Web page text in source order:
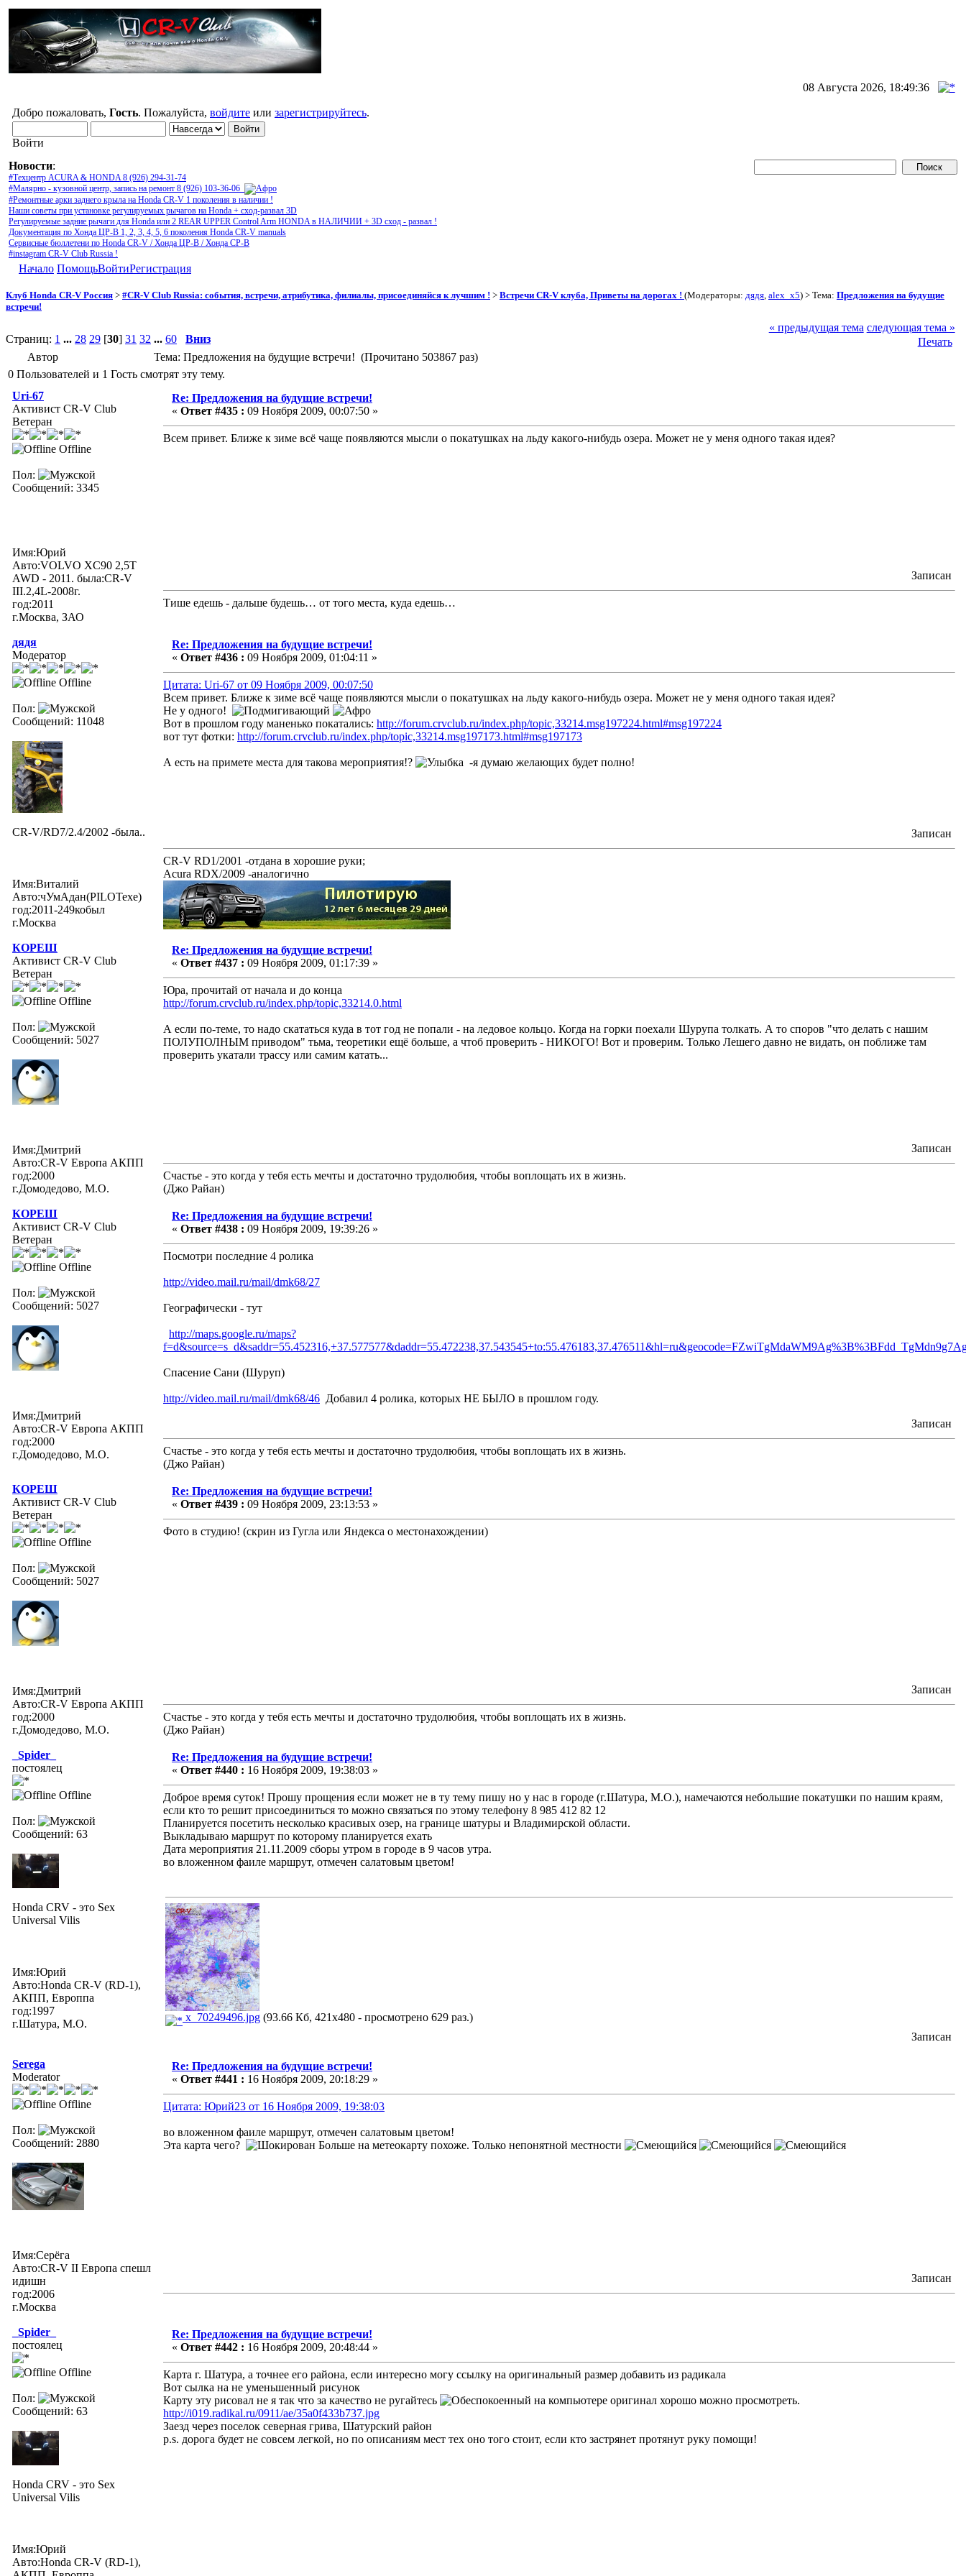
08 Августа 2026, 18:49:36
Добро пожаловать, Гость. Пожалуйста, войдите или зарегистрируйтесь.
Войти
Новости:
#Техцентр ACURA & HONDA 8 (926) 294-31-74
#Малярно - кузовной центр, запись на ремонт 8 (926) 103-36-06
#Ремонтные арки заднего крыла на Honda CR-V 1 поколения в наличии !
Наши советы при установке регулируемых рычагов на Honda + сход-развал 3D
Регулируемые задние рычаги для Honda или 2 REAR UPPER Control Arm HONDA в НАЛИЧИИ + 3D сход - развал !
Документация по Хонда ЦР-В 1, 2, 3, 4, 5, 6 поколения Honda CR-V manuals
Сервисные бюллетени по Honda CR-V / Хонда ЦР-В / Хонда СР-В
#instagram CR-V Club Russia !
Начало ПомощьВойтиРегистрация
Клуб Honda CR-V Россия > #CR-V Club Russia: события, встречи, атрибутика, филиалы, присоединяйся к лучшим ! > Встречи CR-V клуба, Приветы на дорогах ! (Модераторы: дядя alex_x5) > Тема: Предложения на будущие
встречи!
Страниц: 1 ... 28 29 [30] 31 32 ... 60 Вниз
« предыдущая тема следующая тема »
Печать
Автор
Тема: Предложения на будущие встречи! (Прочитано 503867 раз)
0 Пользователей и 1 Гость смотрят эту тему.
Uri-67
Активист CR-V Club
Ветеран
Offline
Пол:
Сообщений: 3345
Имя:Юрий
Авто:VOLVO XC90 2,5Т
AWD - 2011. была:CR-V
III.2,4L-2008г.
год:2011
г.Москва, ЗАО
Re: Предложения на будущие встречи!
« Ответ #435 : 09 Ноября 2009, 00:07:50 »
Всем привет. Ближе к зиме всё чаще появляются мысли о покатушках на льду какого-нибудь озера. Может не у меня одного такая идея?
Записан
Тише едешь - дальше будешь… от того места, куда едешь…
дядя
Модератор
Offline
Пол:
Сообщений: 11048
CR-V/RD7/2.4/2002 -была..
Имя:Виталий
Авто:чУмАдан(PILOTexe)
год:2011-249кобыл
г.Москва
Re: Предложения на будущие встречи!
« Ответ #436 : 09 Ноября 2009, 01:04:11 »
Цитата: Uri-67 от 09 Ноября 2009, 00:07:50
Всем привет. Ближе к зиме всё чаще появляются мысли о покатушках на льду какого-нибудь озера. Может не у меня одного такая идея?
Не у одного!
Вот в прошлом году маненько покатались: http://forum.crvclub.ru/index.php/topic,33214.msg197224.html#msg197224
вот тут фотки: http://forum.crvclub.ru/index.php/topic,33214.msg197173.html#msg197173
А есть на примете места для такова мероприятия!? -я думаю желающих будет полно!
Записан
CR-V RD1/2001 -отдана в хорошие руки;
Acura RDX/2009 -аналогично
КОРЕШ
Активист CR-V Club
Ветеран
Offline
Пол:
Сообщений: 5027
Имя:Дмитрий
Авто:CR-V Европа АКПП
год:2000
г.Домодедово, М.О.
Re: Предложения на будущие встречи!
« Ответ #437 : 09 Ноября 2009, 01:17:39 »
Юра, прочитай от начала и до конца
http://forum.crvclub.ru/index.php/topic,33214.0.html
А если по-теме, то надо скататься куда в тот год не попали - на ледовое кольцо. Когда на горки поехали Шурупа толкать. А то споров "что делать с нашим
ПОЛУПОЛНЫМ приводом" тьма, теоретики ещё больше, а чтоб проверить - НИКОГО! Вот и проверим. Только Лешего давно не видать, он поближе там
проверить укатали трассу или самим катать...
Записан
Счастье - это когда у тебя есть мечты и достаточно трудолюбия, чтобы воплощать их в жизнь.
(Джо Райан)
КОРЕШ
Активист CR-V Club
Ветеран
Offline
Пол:
Сообщений: 5027
Имя:Дмитрий
Авто:CR-V Европа АКПП
год:2000
г.Домодедово, М.О.
Re: Предложения на будущие встречи!
« Ответ #438 : 09 Ноября 2009, 19:39:26 »
Посмотри последние 4 ролика
http://video.mail.ru/mail/dmk68/27
Географически - тут
http://maps.google.ru/maps?
Спасение Сани (Шуруп)
http://video.mail.ru/mail/dmk68/46 Добавил 4 ролика, которых НЕ БЫЛО в прошлом году.
Записан
Счастье - это когда у тебя есть мечты и достаточно трудолюбия, чтобы воплощать их в жизнь.
(Джо Райан)
КОРЕШ
Активист CR-V Club
Ветеран
Offline
Пол:
Сообщений: 5027
Имя:Дмитрий
Авто:CR-V Европа АКПП
год:2000
г.Домодедово, М.О.
Re: Предложения на будущие встречи!
« Ответ #439 : 09 Ноября 2009, 23:13:53 »
Фото в студию! (скрин из Гугла или Яндекса о местонахождении)
Записан
Счастье - это когда у тебя есть мечты и достаточно трудолюбия, чтобы воплощать их в жизнь.
(Джо Райан)
_Spider_
постоялец
Offline
Пол:
Сообщений: 63
Honda CRV - это Sex
Universal Vilis
Имя:Юрий
Авто:Honda CR-V (RD-1),
АКПП, Европпа
год:1997
г.Шатура, М.О.
Re: Предложения на будущие встречи!
« Ответ #440 : 16 Ноября 2009, 19:38:03 »
Доброе время суток! Прошу прощения если может не в ту тему пишу но у нас в городе (г.Шатура, М.О.), намечаются небольшие покатушки по нашим краям,
если кто то решит присоединиться то можно связаться по этому телефону 8 985 412 82 12
Планируется посетить несколько красивых озер, на границе шатуры и Владимирской области.
Выкладываю маршрут по которому планируется ехать
Дата мероприятия 21.11.2009 сборы утром в городе в 9 часов утра.
во вложенном фаиле маршрут, отмечен салатовым цветом!
x_70249496.jpg (93.66 Кб, 421x480 - просмотрено 629 раз.)
Записан
Serega
Moderator
Offline
Пол:
Сообщений: 2880
Имя:Серёга
Авто:CR-V II Европа спешл
идишн
год:2006
г.Москва
Re: Предложения на будущие встречи!
« Ответ #441 : 16 Ноября 2009, 20:18:29 »
Цитата: Юрий23 от 16 Ноября 2009, 19:38:03
во вложенном фаиле маршрут, отмечен салатовым цветом!
Эта карта чего?
Больше на метеокарту похоже. Только непонятной местности
Записан
_Spider_
постоялец
Offline
Пол:
Сообщений: 63
Honda CRV - это Sex
Universal Vilis
Имя:Юрий
Авто:Honda CR-V (RD-1),
Re: Предложения на будущие встречи!
« Ответ #442 : 16 Ноября 2009, 20:48:44 »
Карта г. Шатура, а точнее его района, если интересно могу ссылку на оригинальный размер добавить из радикала
Вот сылка на не уменьшенный рисунок
Карту эту рисовал не я так что за качество не ругайтесь
на компьютере оригинал хорошо можно просмотреть.
http://i019.radikal.ru/0911/ae/35a0f433b737.jpg
Заезд через поселок северная грива, Шатурский район
p.s. дорога будет не совсем легкой, но по описаниям мест тех оно того стоит, если кто застрянет протянут руку помощи!